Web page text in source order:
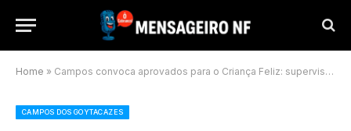
Home » Campos convoca aprovados para o Criança Feliz: supervisores e visitadores devem se apresentar
CAMPOS DOS GOYTACAZES